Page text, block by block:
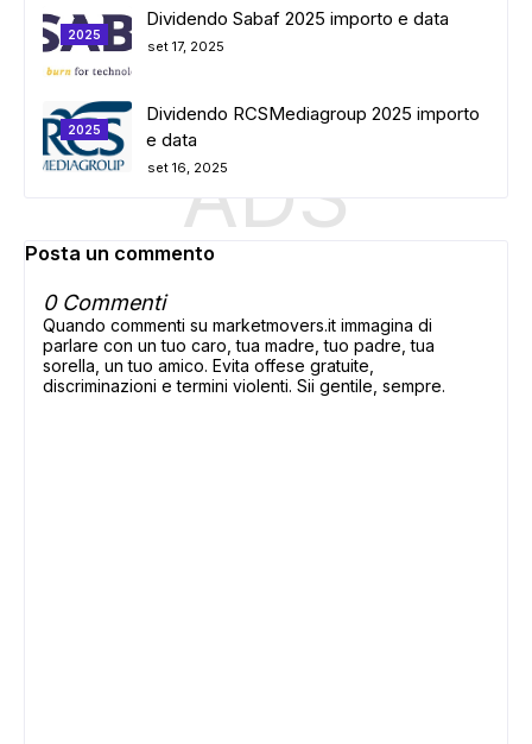
ADS
2025
Dividendo Sabaf 2025 importo e data
set 17, 2025
2025
Dividendo RCSMediagroup 2025 importo
e data
set 16, 2025
Posta un commento
0 Commenti
Quando commenti su marketmovers.it immagina di
parlare con un tuo caro, tua madre, tuo padre, tua
sorella, un tuo amico. Evita offese gratuite,
discriminazioni e termini violenti. Sii gentile, sempre.